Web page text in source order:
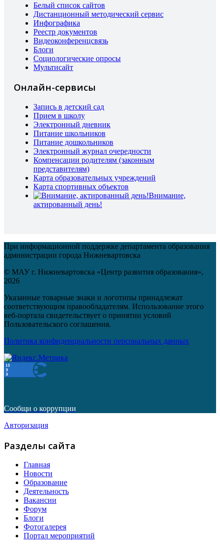
Белый список сайтов
Дистанционный методический сервис
Инфографика
Реестр документов
Видеоконференцсвязь
Блоги
Социологические опросы
Мультисайт
Онлайн-сервисы
Запись в детский сад
Прием в школу
Электронный дневник
Питание школьников
Питание дошкольников
Электронный журнал очередности
Компенсации родителям (законным
представителям)
Карта образовательных учреждений
Карта спортивных объектов
Внимание,
актированный день!
При информационной поддержке департамента образования
администрации города Нижневартовска
© МАУ г. Нижневартовска «Центр развития образования»,
2026
Указанные товарные знаки и логотипы принадлежат
соответствующим правообладателям. Использование этого
веб-портала свидетельствует о принятии условий
Пользовательского соглашения.
Политика конфиденциальности персональных данных
Сообщи о коррупции
Авторизация
Разделы сайта
Главная
Новости
Образование
Деятельность
Вакансии
Форум
Блоги
Фотогалерея
Портал мероприятий